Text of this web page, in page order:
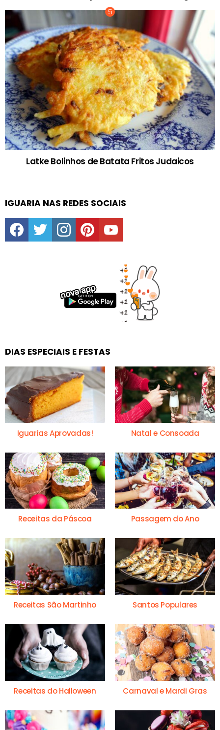
Latke Bolinhos de Batata Fritos Judaicos
IGUARIA NAS REDES SOCIAIS
facebooktwitter instagrampinterestyoutube
DIAS ESPECIAIS E FESTAS
Iguarias Aprovadas! Natal e Consoada
Receitas da Páscoa Passagem do Ano
Receitas São Martinho Santos Populares
Receitas do Halloween Carnaval e Mardi Gras